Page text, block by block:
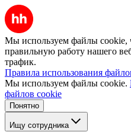
Мы используем файлы cookie,
правильную работу нашего
трафик.
Правила использования
Мы используем файлы cookie.
файлов cookie
Понятно
Ищу сотрудника